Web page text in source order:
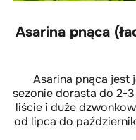
Asarina pnąca
Asarina pnąca jest
sezonie dorasta do 2-
liście i duże
od lipca do